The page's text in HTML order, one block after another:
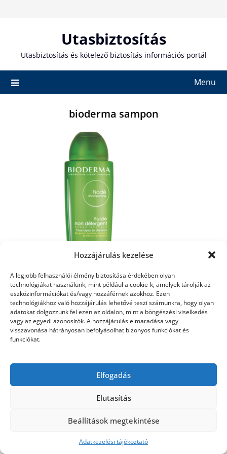
Hozzájárulás kezelése
A legjobb felhasználói élmény biztosítása érdekében olyan
technológiákat használunk, mint például a cookie-k, amelyek tárolják az
eszközinformációkat és/vagy hozzáférnek azokhoz. Ezen
technológiákhoz való hozzájárulás lehetővé teszi számunkra, hogy olyan
adatokat dolgozzunk fel ezen az oldalon, mint a böngészési viselkedés
vagy az egyedi azonosítók. A hozzájárulás elmaradása vagy
visszavonása hátrányosan befolyásolhat bizonyos funkciókat és
funkciókat.
Elfogadás
Elutasítás
Beállítások megtekintése
Adatkezelési tájékoztató
Utasbiztosítás
Utasbiztosítás és kötelező biztosítás információs portál
Menu
bioderma sampon
bioderma sampon